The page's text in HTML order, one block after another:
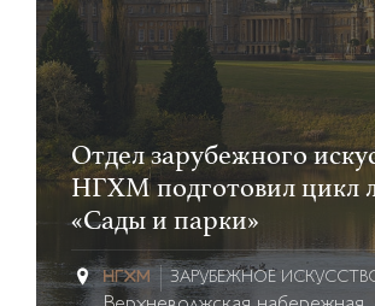
Отдел зарубежного
НГХМ подготовил цикл
«Сады и парки»
ЗАРУБЕЖНОЕ